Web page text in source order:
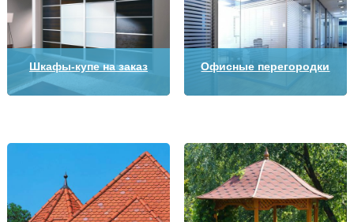
Шкафы-купе на заказ Офисные перегородки